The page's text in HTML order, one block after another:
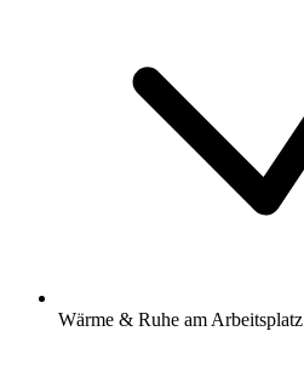
Wärme & Ruhe am Arbeitsplatz